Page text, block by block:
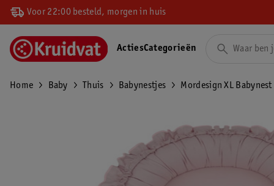
Voor 22:00 besteld, morgen in huis
ActiesCategorieën
Home Baby Thuis Babynestjes Mordesign XL Babynest